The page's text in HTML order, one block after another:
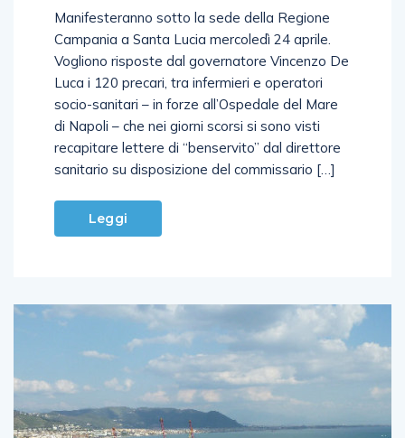
Manifesteranno sotto la sede della Regione
Campania a Santa Lucia mercoledì 24 aprile.
Vogliono risposte dal governatore Vincenzo De
Luca i 120 precari, tra infermieri e operatori
socio-sanitari – in forze all’Ospedale del Mare
di Napoli – che nei giorni scorsi si sono visti
recapitare lettere di “benservito” dal direttore
sanitario su disposizione del commissario […]
Leggi